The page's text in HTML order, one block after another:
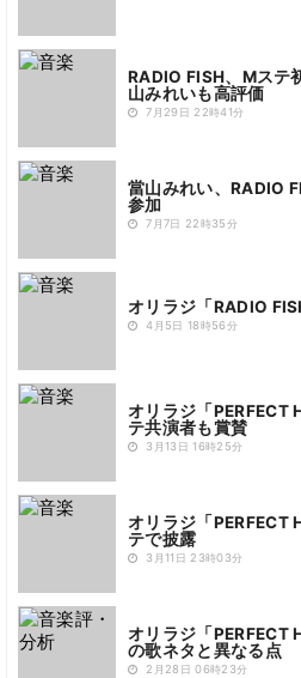
RADIO FISH、Mス
山みれいも高評価
7月29日 22時41分
當山みれい、RADIO
参加
7月7日 22時35分
オリラジ「RADIO
4月5日 18時56分
オリラジ「PERFECT
テ共演者も賞賛
3月13日 16時25分
オリラジ「PERFECT
テで披露
3月11日 23時03分
オリラジ「PERFECT
の歌ネタと異なる点
2月28日 06時23分